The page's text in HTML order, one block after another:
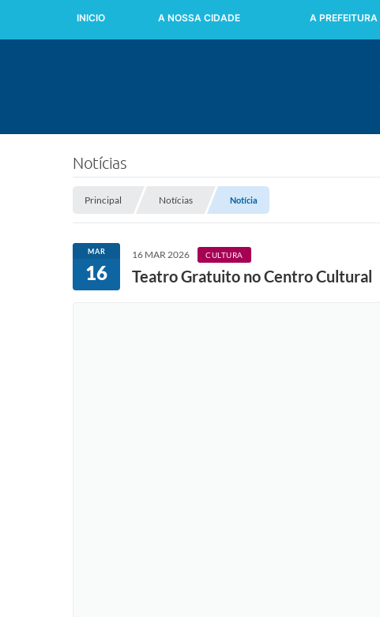
INICIO A NOSSA CIDADE A PREFEITURA
Notícias
Principal Notícias Notícia
MAR
16
16 MAR 2026 CULTURA
Teatro Gratuito no Centro Cultural